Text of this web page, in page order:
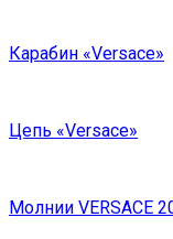
Карабин «Versace»
Цепь «Versace»
Молнии VERSACE